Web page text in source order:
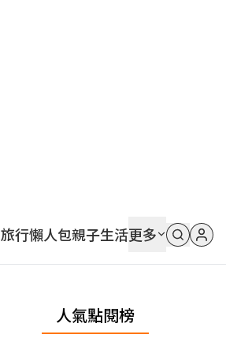
旅行懶人包親子生活更多
人氣點閱榜